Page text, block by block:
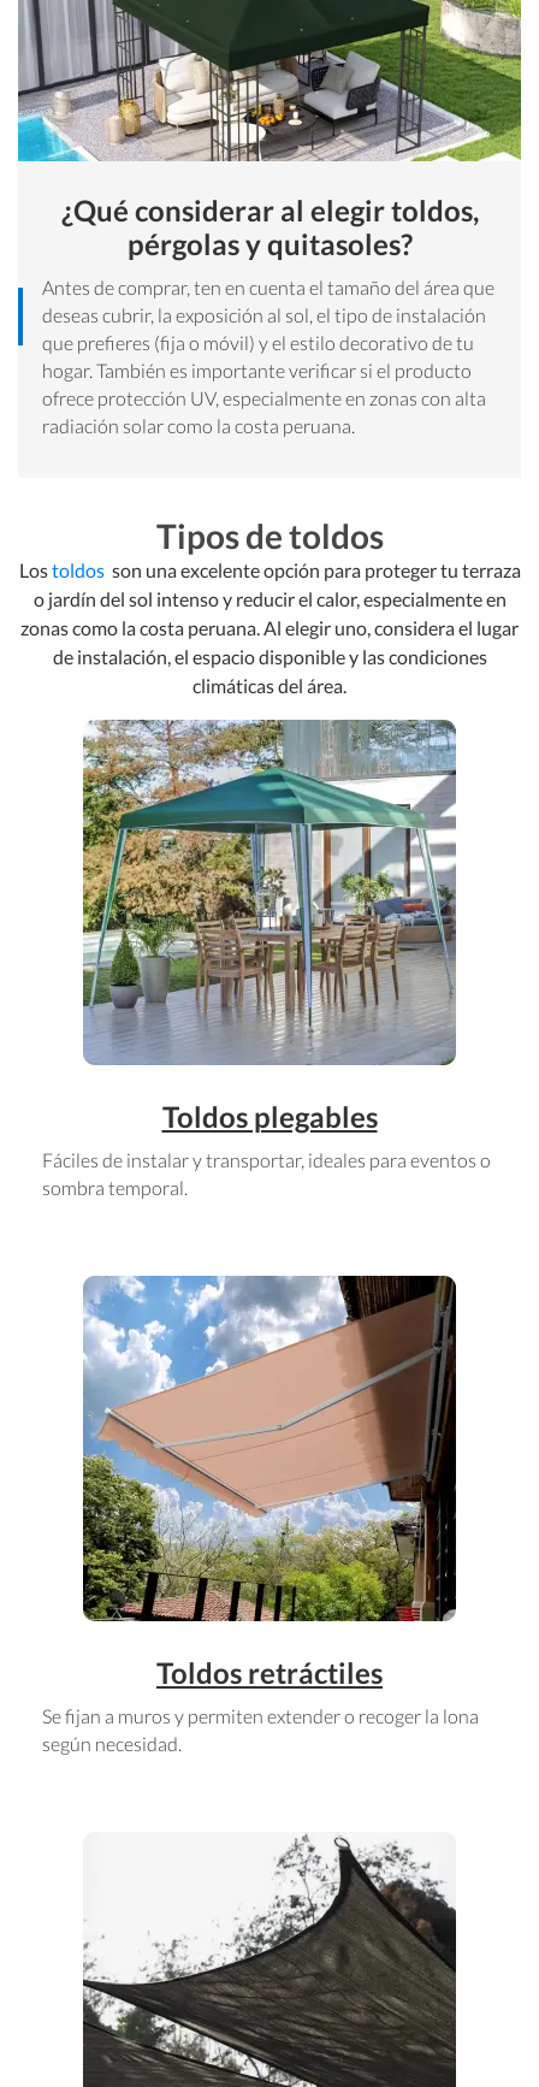
¿Qué considerar al elegir toldos,
pérgolas y quitasoles?
Antes de comprar, ten en cuenta el tamaño del área que
deseas cubrir, la exposición al sol, el tipo de instalación
que prefieres (fija o móvil) y el estilo decorativo de tu
hogar. También es importante verificar si el producto
ofrece protección UV, especialmente en zonas con alta
radiación solar como la costa peruana.
Tipos de toldos
Lostoldosson una excelente opción para proteger tu terraza
o jardín del sol intenso y reducir el calor, especialmente en
zonas como la costa peruana. Al elegir uno, considera el lugar
de instalación, el espacio disponible y las condiciones
climáticas del área.
Toldos plegables
Fáciles de instalar y transportar, ideales para eventos o
sombra temporal.
Toldos retráctiles
Se fijan a muros y permiten extender o recoger la lona
según necesidad.